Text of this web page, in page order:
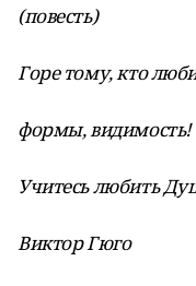
(повесть)
Горе тому, кто
формы, видимость!
Учитесь любить
Виктор Гюго